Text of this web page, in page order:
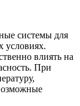
системы для
условиях.
влиять на
При